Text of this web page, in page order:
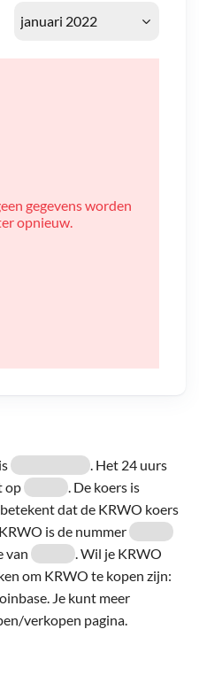
. Het 24 uurs
op
. De koers is
dat de KRWO koers
is de nummer
van
. Wil je KRWO
om KRWO te kopen zijn:
Je kunt meer
verkopen pagina.
gegevens worden
opnieuw.